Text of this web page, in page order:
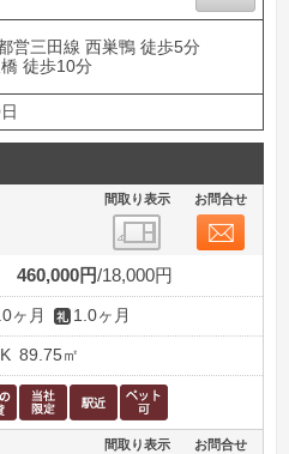
営三田線 西巣鴨 徒歩5分
徒歩10分
間取り表示 お問合せ
460,000円 18,000円
ヶ月 1.0ヶ月
89.75㎡
間取り表示 お問合せ